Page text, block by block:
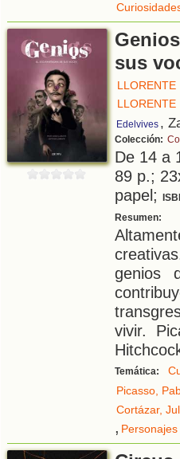
sus
LLORENTE
LLORENTE
Edelvives ,
Colección:
De 14 a
89 p.;
papel;
Resumen:
genios
vivir.
Temática:
Picasso,
Cortázar,
,